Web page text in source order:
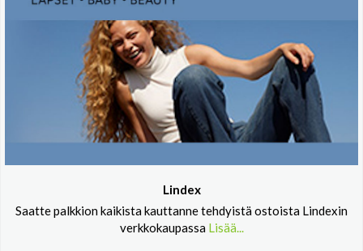
Lindex
Saatte palkkion kaikista kauttanne tehdyistä ostoista Lindexin
verkkokaupassa Lisää...